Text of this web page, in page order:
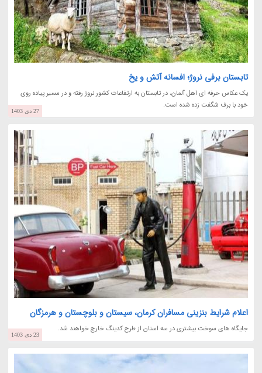
تابستان برفی نروژ؛ افسانه آتش و یخ
یک عکاس حرفه ای اهل آلمان، در تابستان به ارتفاعات کشور نروژ رفته و در مسیر پیاده روی
خود با برف شگفت زده شده است.
27 دی 1403
اعلام شرایط بنزینی مسافران کرمان، سیستان و بلوچستان و هرمزگان
جایگاه های سوخت بیشتری در سه استان از طرح کدینگ خارج خواهند شد.
23 دی 1403